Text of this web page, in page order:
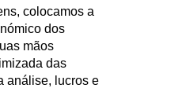
colocamos a
dos
mãos
das
análise, lucros e